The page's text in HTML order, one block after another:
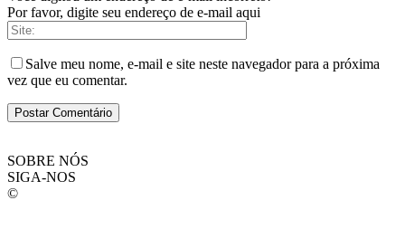
Por favor, digite seu endereço de e-mail aqui
Salve meu nome, e-mail e site neste navegador para a próxima
vez que eu comentar.
SOBRE NÓS
SIGA-NOS
©